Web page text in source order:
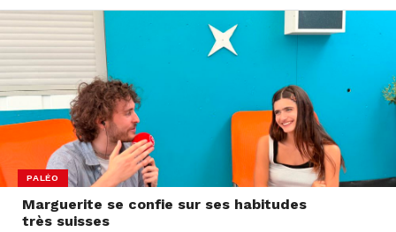
PALÉO
Marguerite se confie sur ses habitudes
très suisses